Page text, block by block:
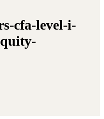
cfa-level-i-